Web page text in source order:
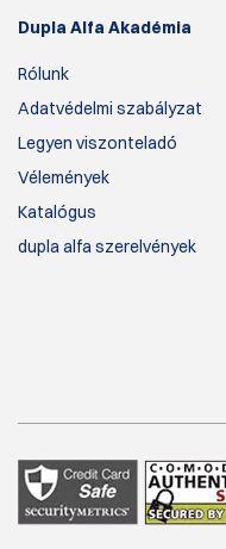
Dupla Alfa Akadémia
Rólunk
Adatvédelmi szabályzat
Legyen viszonteladó
Vélemények
Katalógus
dupla alfa szerelvények